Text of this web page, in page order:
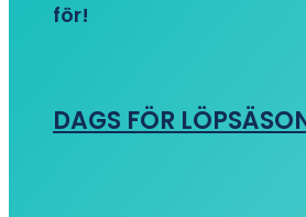
för!
DAGS FÖR